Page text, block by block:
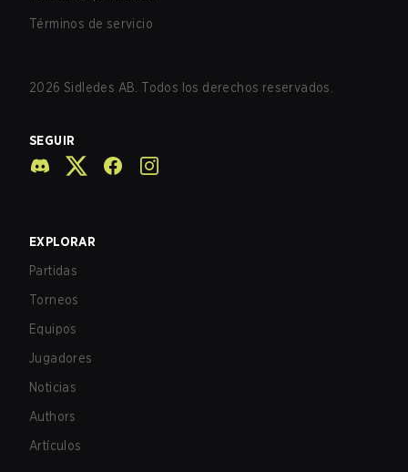
Términos de servicio
2026 Sidledes AB. Todos los derechos reservados.
SEGUIR
EXPLORAR
Partidas
Torneos
Equipos
Jugadores
Noticias
Authors
Artículos